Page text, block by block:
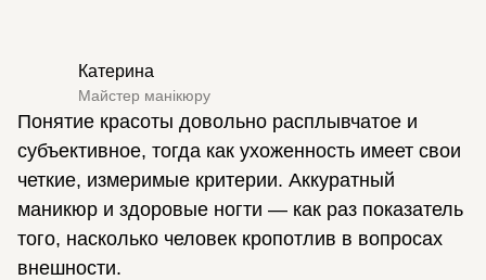
Катерина
Майстер манікюру
Понятие красоты довольно расплывчатое и
субъективное, тогда как ухоженность имеет свои
четкие, измеримые критерии. Аккуратный
маникюр и здоровые ногти — как раз показатель
того, насколько человек кропотлив в вопросах
внешности.